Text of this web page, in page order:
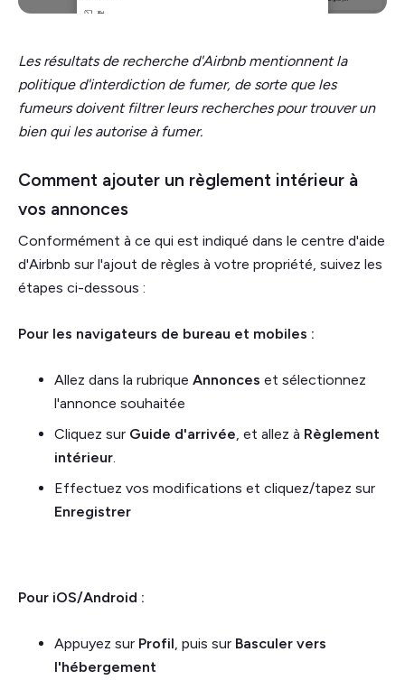
Les résultats de recherche d'Airbnb mentionnent la
politique d'interdiction de fumer, de sorte que les
fumeurs doivent filtrer leurs recherches pour trouver un
bien qui les autorise à fumer.
Comment ajouter un règlement intérieur à
vos annonces
Conformément à ce qui est indiqué dans le centre d'aide
d'Airbnb sur l'ajout de règles à votre propriété, suivez les
étapes ci-dessous :
Pour les navigateurs de bureau et mobiles :
Allez dans la rubrique Annonces et sélectionnez
l'annonce souhaitée
Cliquez sur Guide d'arrivée, et allez à Règlement
intérieur.
Effectuez vos modifications et cliquez/tapez sur
Enregistrer
Pour iOS/Android :
Appuyez sur Profil, puis sur Basculer vers
l'hébergement